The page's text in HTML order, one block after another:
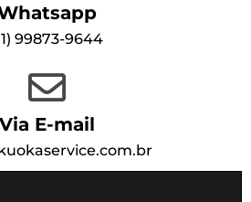
1) 99873-9644
Via E-mail